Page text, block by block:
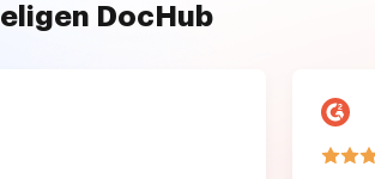
eligen DocHub